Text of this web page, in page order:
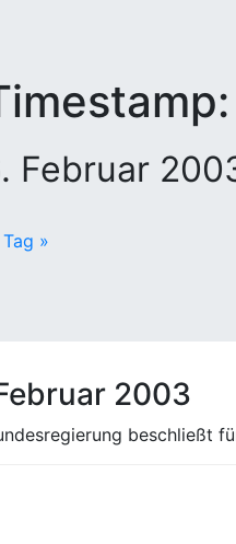
Februar
»
2003
beschließt